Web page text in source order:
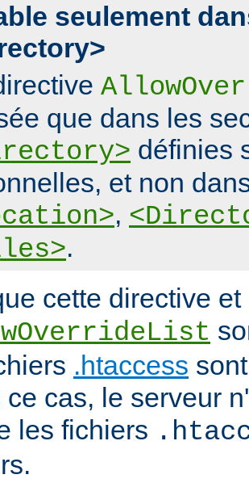
seulement
que dans les
définies
et non
,
.
cette directive
.htaccess
ce cas, le serveur
les fichiers